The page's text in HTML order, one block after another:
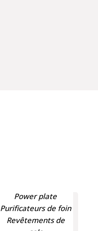
Power plate
Purificateurs de foin
Revêtements de